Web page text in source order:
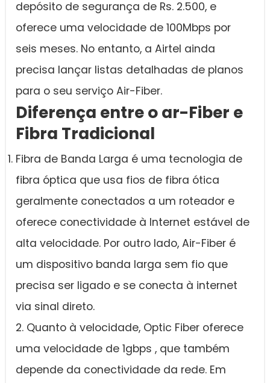
depósito de segurança de Rs. 2.500, e
oferece uma velocidade de 100Mbps por
seis meses. No entanto, a Airtel ainda
precisa lançar listas detalhadas de planos
para o seu serviço Air-Fiber.
Diferença entre o ar-Fiber e
Fibra Tradicional
Fibra de Banda Larga é uma tecnologia de
fibra óptica que usa fios de fibra ótica
geralmente conectados a um roteador e
oferece conectividade à Internet estável de
alta velocidade. Por outro lado, Air-Fiber é
um dispositivo banda larga sem fio que
precisa ser ligado e se conecta à internet
via sinal direto.
2. Quanto à velocidade, Optic Fiber oferece
uma velocidade de 1gbps , que também
depende da conectividade da rede. Em